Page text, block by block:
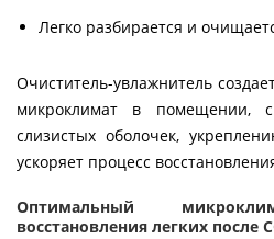
Легко разбирается и
Очиститель-увлажнитель
микроклимат в помещении,
слизистых оболочек,
ускоряет процесс
Оптимальный
восстановления легких после